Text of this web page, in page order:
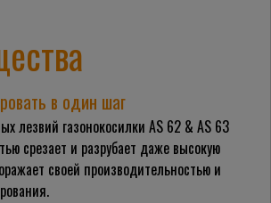
в один шаг
лезвий газонокосилки AS 62 & AS 63
срезает и разрубает даже высокую
своей производительностью и